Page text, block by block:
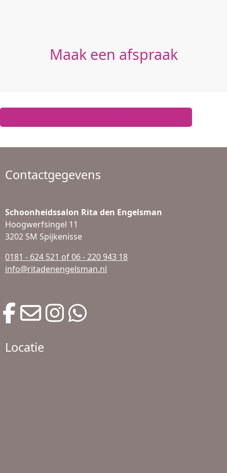
Maak een afspraak
Contactgegevens
Schoonheidssalon Rita den Engelsman
Hoogwerfsingel 11
3202 SM Spijkenisse
0181 - 624 521 of 06 - 220 943 18
info@ritadenengelsman.nl
Locatie